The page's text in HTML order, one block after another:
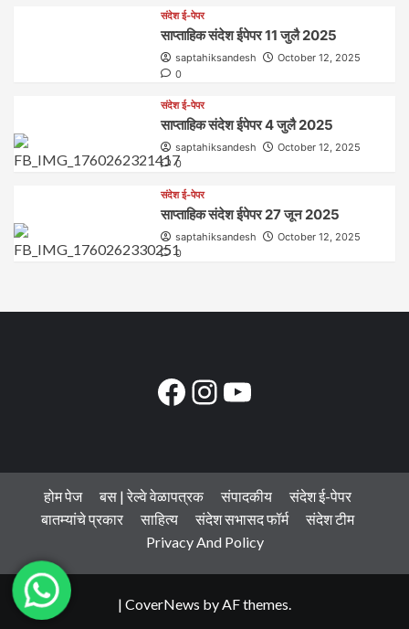
संदेश ई-पेपर
साप्ताहिक संदेश ईपेपर 11 जुलै 2025
saptahiksandesh
October 12, 2025
0
संदेश ई-पेपर
साप्ताहिक संदेश ईपेपर 4 जुलै 2025
saptahiksandesh
October 12, 2025
0
संदेश ई-पेपर
साप्ताहिक संदेश ईपेपर 27 जून 2025
saptahiksandesh
October 12, 2025
0
Facebook
Instagram
YouTube
होम पेज बस | रेल्वे वेळापत्रक संपादकीय
संदेश ई-पेपर
बातम्यांचे प्रकार
साहित्य संदेश सभासद फॉर्म
संदेश टीम
Privacy And Policy
| CoverNews by AF themes.